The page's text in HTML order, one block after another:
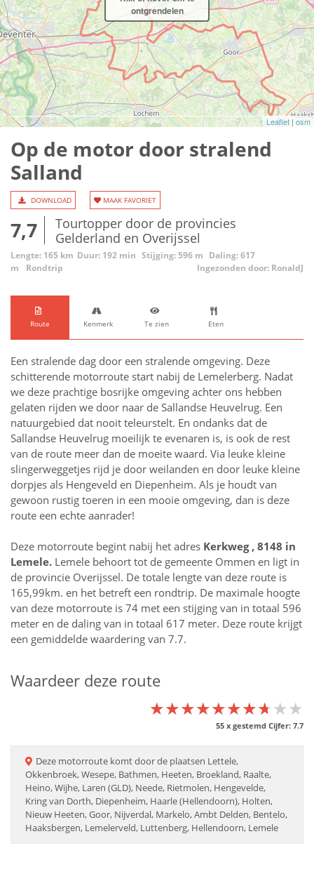
Leaflet | osm
ontgrendelen
Op de motor door stralend
Salland
DOWNLOAD MAAK FAVORIET
7,7
Tourtopper door de provincies
Gelderland en Overijssel
Lengte: 165 km Duur: 192 min Stijging: 596 m Daling: 617
m
Rondtrip Ingezonden door: RonaldJ
Route Kenmerk Te zien Eten
Een stralende dag door een stralende omgeving. Deze
schitterende motorroute start nabij de Lemelerberg. Nadat
we deze prachtige bosrijke omgeving achter ons hebben
gelaten rijden we door naar de Sallandse Heuvelrug. Een
natuurgebied dat nooit teleurstelt. En ondanks dat de
Sallandse Heuvelrug moeilijk te evenaren is, is ook de rest
van de route meer dan de moeite waard. Via leuke kleine
slingerweggetjes rijd je door weilanden en door leuke kleine
dorpjes als Hengeveld en Diepenheim. Als je houdt van
gewoon rustig toeren in een mooie omgeving, dan is deze
route een echte aanrader!
Deze motorroute begint nabij het adres Kerkweg , 8148 in
Lemele. Lemele behoort tot de gemeente Ommen en ligt in
de provincie Overijssel. De totale lengte van deze route is
165,99km. en het betreft een rondtrip. De maximale hoogte
van deze motorroute is 74 met een stijging van in totaal 596
meter en de daling van in totaal 617 meter. Deze route krijgt
een gemiddelde waardering van 7.7.
Waardeer deze route
★★★★★★★★★★
★★★★★★★★★★
★★★★★★★★★★
55 x gestemd Cijfer: 7.7
Deze motorroute komt door de plaatsen Lettele,
Okkenbroek, Wesepe, Bathmen, Heeten, Broekland, Raalte,
Heino, Wijhe, Laren (GLD), Neede, Rietmolen, Hengevelde,
Kring van Dorth, Diepenheim, Haarle (Hellendoorn), Holten,
Nieuw Heeten, Goor, Nijverdal, Markelo, Ambt Delden, Bentelo,
Haaksbergen, Lemelerveld, Luttenberg, Hellendoorn, Lemele